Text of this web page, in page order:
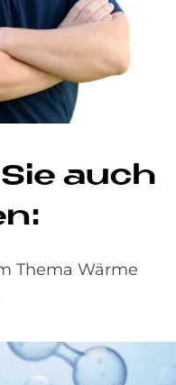
auch
Thema Wärme